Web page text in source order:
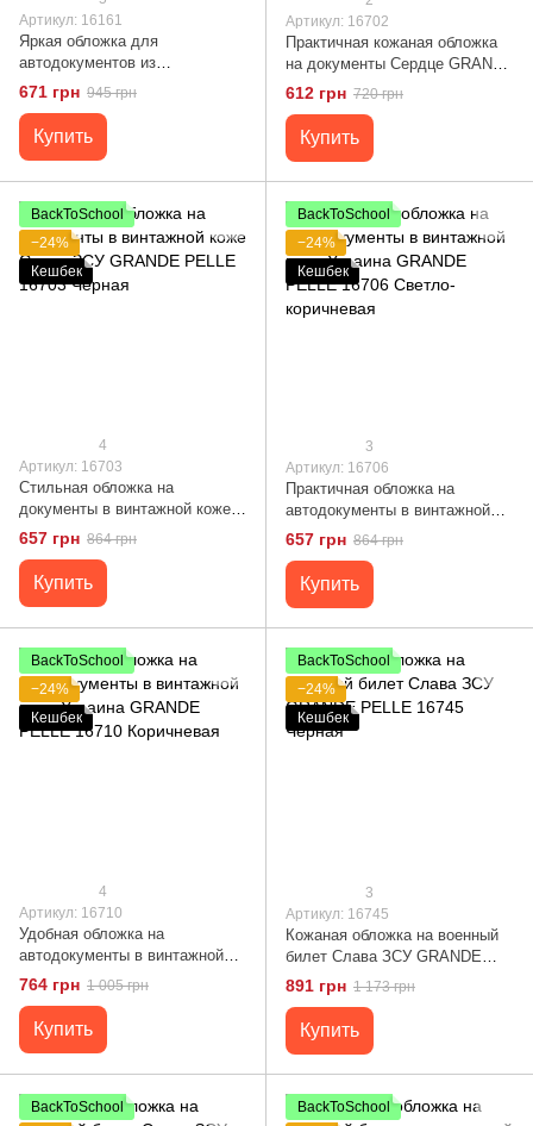
Артикул: 16161
Яркая обложка для
автодокументов из
натуральной кожи Shvigel
16161 Красная
671 грн 945 грн
Купить
Артикул: 16702
Практичная кожаная обложка
на документы Сердце GRANDE
PELLE 16702 Черная
612 грн 720 грн
Купить
BackToSchool
−24%
Кешбек
4
Артикул: 16703
Стильная обложка на
документы в винтажной коже
Слава ЗСУ GRANDE PELLE
16703 Черная
657 грн 864 грн
Купить
BackToSchool
−24%
Кешбек
3
Артикул: 16706
Практичная обложка на
автодокументы в винтажной
коже Украина GRANDE PELLE
16706 Светло-коричневая
657 грн 864 грн
Купить
BackToSchool
−24%
Кешбек
4
Артикул: 16710
Удобная обложка на
автодокументы в винтажной
коже Украина GRANDE PELLE
16710 Коричневая
764 грн 1 005 грн
Купить
BackToSchool
−24%
Кешбек
3
Артикул: 16745
Кожаная обложка на военный
билет Слава ЗСУ GRANDE
PELLE 16745 Черная
891 грн 1 173 грн
Купить
BackToSchool
BackToSchool